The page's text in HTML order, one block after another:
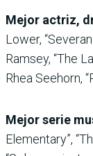
Mejor actriz,
Lower,
Ramsey, “The
Rhea Seehorn,
Mejor serie
Elementary”,